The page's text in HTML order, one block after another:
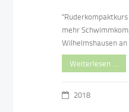
mehr
Wilhelmshausen
Weiterlesen …
2018